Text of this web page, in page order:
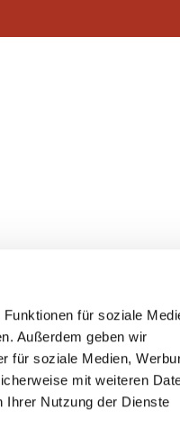
für soziale
Außerdem geben wir
für soziale Medien,
mit weiteren
Ihrer Nutzung der Dienste